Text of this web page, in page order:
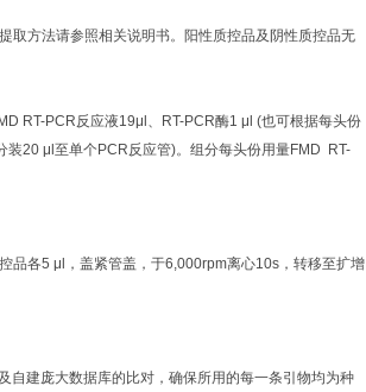
取方法请参照相关说明书。阳性质控品及阴性质控品无
RT-PCR反应液19μl、RT-PCR酶1 μl (也可根据每头份
装20 μl至单个PCR反应管)。组分每头份用量FMD RT-
品各5 μl，盖紧管盖，于6,000rpm离心10s，转移至扩增
自建庞大数据库的比对，确保所用的每一条引物均为种